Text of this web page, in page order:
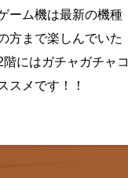
ーム機は最新の機種
方まで楽しんでいた
にはガチャガチャコ
スメです！！